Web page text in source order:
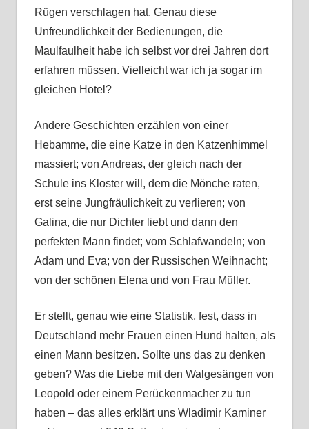
Rügen verschlagen hat. Genau diese
Unfreundlichkeit der Bedienungen, die
Maulfaulheit habe ich selbst vor drei Jahren dort
erfahren müssen. Vielleicht war ich ja sogar im
gleichen Hotel?
Andere Geschichten erzählen von einer
Hebamme, die eine Katze in den Katzenhimmel
massiert; von Andreas, der gleich nach der
Schule ins Kloster will, dem die Mönche raten,
erst seine Jungfräulichkeit zu verlieren; von
Galina, die nur Dichter liebt und dann den
perfekten Mann findet; vom Schlafwandeln; von
Adam und Eva; von der Russischen Weihnacht;
von der schönen Elena und von Frau Müller.
Er stellt, genau wie eine Statistik, fest, dass in
Deutschland mehr Frauen einen Hund halten, als
einen Mann besitzen. Sollte uns das zu denken
geben? Was die Liebe mit den Walgesängen von
Leopold oder einem Perückenmacher zu tun
haben – das alles erklärt uns Wladimir Kaminer